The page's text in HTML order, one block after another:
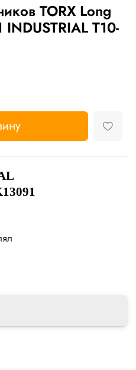
TORX Long
Т10-